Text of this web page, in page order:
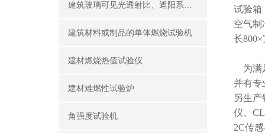
建筑玻璃可见光透射比、遮阳系数测定仪
建筑材料或制品的单体燃烧试验机
建材燃烧热值试验仪
建材难燃性试验炉
角强度试验机
试验箱
空气制
长800×
为满
并有专
另生产
仪、
2C传